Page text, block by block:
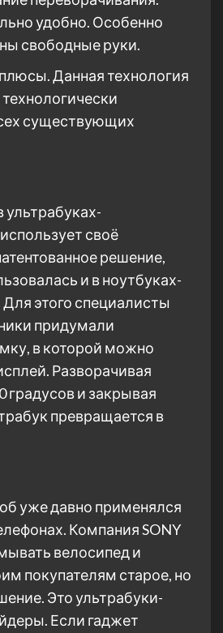
удобно. Особенно
свободные руки.
Данная технология
существующих
ультрабуках-
своё
решение,
и в ноутбуках-
этого специалисты
придумали
в которой можно
Разворачивая
градусов и закрывая
превращается в
уже давно применялся
Компания SONY
велосипед и
покупателям старое, но
Это ультрабуки-
Если гаджет